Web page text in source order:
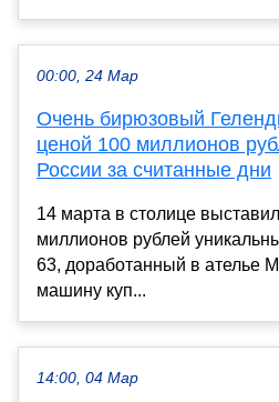
00:00, 24 Мар
Очень бирюзовый
ценой 100 миллионов
России за считанные дни
14 марта в столице
миллионов рублей
63, доработанный в ателье
машину куп...
14:00, 04 Мар